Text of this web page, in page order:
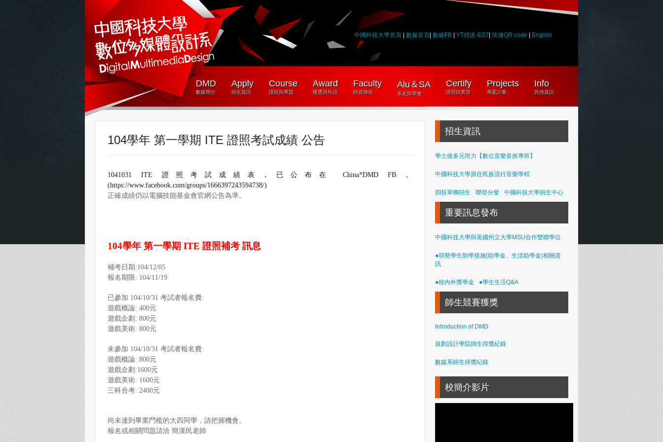
中國科技大學首頁 數媒首頁 數媒FB YT頻道-EST |快速QR code English
DMD
數媒簡介
Apply
招生資訊
Course
課程與專題
Award
獲獎與作品
Faculty
師資陣容
Alu＆SA
系友與學會
Certify
證照與實習
Projects
專案計畫
Info
其他資訊
104學年 第一學期 ITE 證照考試成績 公告
1041031 ITE 證照考試成績表，已公布在 China*DMD FB 。
(https://www.facebook.com/groups/1666397243594738/)
正確成績仍以電腦技能基金會官網公告為準。
104學年 第一學期 ITE 證照補考 訊息
補考日期 :104/12/05
報名期限: 104/11/19
已參加 104/10/31 考試者報名費:
遊戲概論: 400元
遊戲企劃 : 800元
遊戲美術: 800元
未參加 104/10/31 考試者報名費:
遊戲概論: 800元
遊戲企劃 :1600元
遊戲美術: 1600元
三科合考: 2400元
尚未達到畢業門檻的大四同學，請把握機會。
報名或相關問題請洽 簡漢民老師
招生資訊
學士後多元培力【數位音樂音效專班】
中國科技大學原住民族流行音樂學程
四技單獨招生 聯登分發 中國科技大學招生中心
重要訊息發布
中國科技大學與美國州立大學MSU合作雙聯學位
●弱勢學生助學措施(助學金、生活助學金)相關資
訊
●校內外獎學金 ●學生生活Q&A
師生競賽獲獎
Introduction of DMD
規劃設計學院師生得獎紀錄
數媒系師生得獎紀錄
校簡介影片